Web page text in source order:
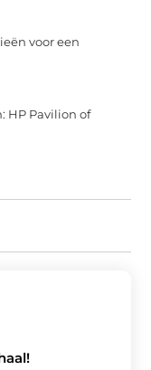
voor een
HP Pavilion of